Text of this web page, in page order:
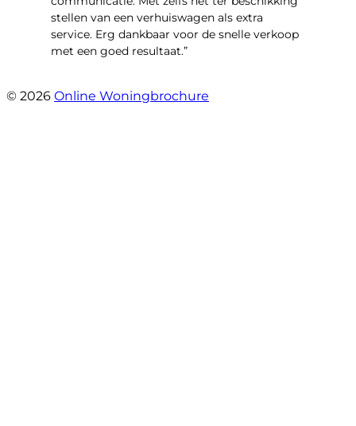
stellen van een verhuiswagen als extra
service. Erg dankbaar voor de snelle verkoop
met een goed resultaat.”
© 2026 Online Woningbrochure